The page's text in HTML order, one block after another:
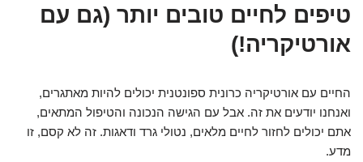
טיפים לחיים טובים יותר (גם עם
אורטיקריה!)
החיים עם אורטיקריה כרונית ספונטנית יכולים להיות מאתגרים,
ואנחנו יודעים את זה. אבל עם הגישה הנכונה והטיפול המתאים,
אתם יכולים לחזור לחיים מלאים, נטולי גרד ודאגות. זה לא קסם, זו
מדע.